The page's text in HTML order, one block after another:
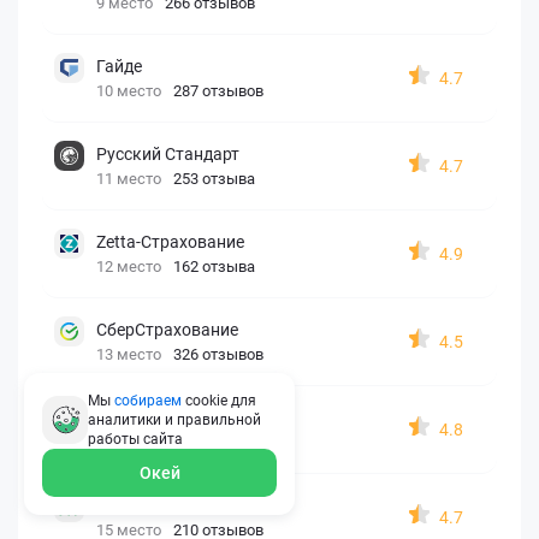
Гайде
10 место 287 отзывов
4.7
Русский Стандарт
11 место 253 отзыва
4.7
Zetta-Страхование
12 место 162 отзыва
4.9
СберСтрахование
13 место 326 отзывов
4.5
Евроинс
14 место 187 отзывов
4.8
15 место 210 отзывов
4.7
Мы собираем cookie для
аналитики и правильной
работы сайта
Окей